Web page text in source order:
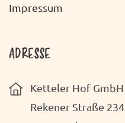
Impressum
ADRESSE
Ketteler Hof GmbH
Rekener Straße 234